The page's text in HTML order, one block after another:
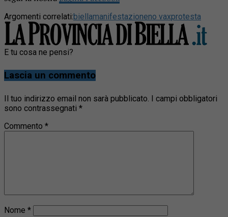
Argomenti correlati:biellamanifestazioneno vaxprotesta
E tu cosa ne pensi?
Lascia un commento
Il tuo indirizzo email non sarà pubblicato. I campi obbligatori
sono contrassegnati *
Commento *
Nome *